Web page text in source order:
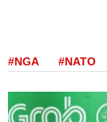
#NGA #NATO